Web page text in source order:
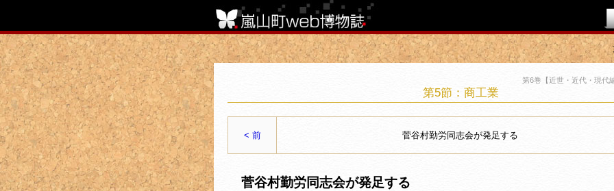
第6巻【近世・近代・現代
第5節：商工業
< 前 菅谷村勤労同志会が発足する
菅谷村勤労同志会が発足する